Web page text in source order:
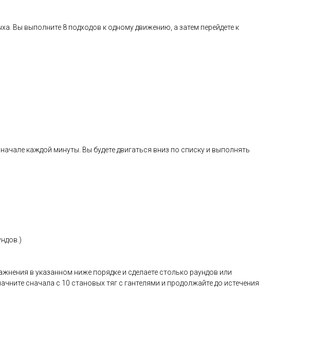
Вы выполните 8 подходов к одному движению, а затем перейдете к
каждой минуты. Вы будете двигаться вниз по списку и выполнять
в указанном ниже порядке и сделаете столько раундов или
сначала с 10 становых тяг с гантелями и продолжайте до истечения